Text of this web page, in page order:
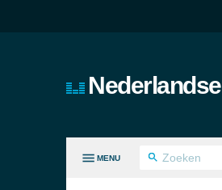
Nederlandse
MENU